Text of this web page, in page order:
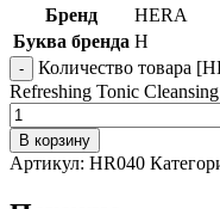
Бренд
HERA
Буква бренда H
Количество товара
Refreshing Tonic
В корзину
Артикул: HR040